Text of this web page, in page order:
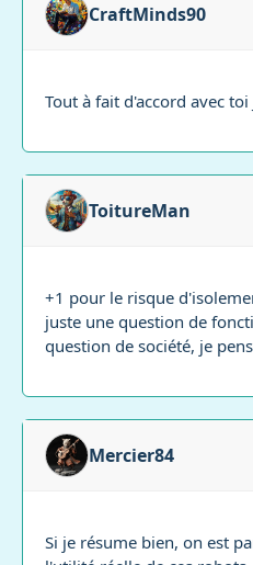
CraftMinds90
Tout à fait d'accord avec toi
ToitureMan
+1 pour le risque
juste une question de
question de société, je
Mercier84
Si je résume bien, on est